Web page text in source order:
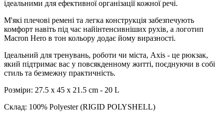
ідеальними для ефективної організації кожної речі.
М'які плечові ремені та легка конструкція забезпечують
комфорт навіть під час найінтенсивніших рухів, а логотип
Macron Hero в тон кольору додає йому виразності.
Ідеальний для тренувань, роботи чи міста, Axis - це рюкзак,
який підтримає вас у повсякденному житті, поєднуючи в собі
стиль та безмежну практичність.
Розміри: 27.5 x 45 x 21.5 cm - 20 L
Склад: 100% Polyester (RIGID POLYSHELL)